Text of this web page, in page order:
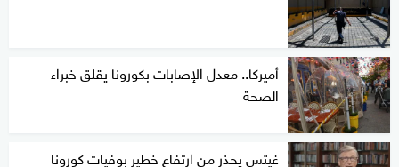
أميركا.. معدل الإصابات بكورونا يقلق خبراء
الصحة
غيتس يحذر من ارتفاع خطير بوفيات كورونا